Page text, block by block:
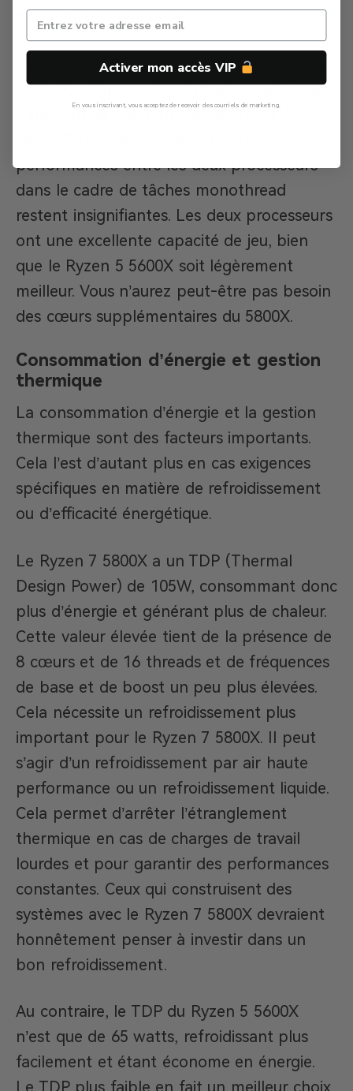
productivité en général.
Le Ryzen 7 5800X s’impose face au Ryzen
05 5600X dans les benchmarks multicœurs.
Cela tient de son nombre de cœurs plus
performances entre les deux processeurs
dans le cadre de tâches monothread
restent insignifiantes. Les deux processeurs
ont une excellente capacité de jeu, bien
que le Ryzen 5 5600X soit légèrement
meilleur. Vous n’aurez peut-être pas besoin
des cœurs supplémentaires du 5800X.
Consommation d’énergie et gestion
thermique
La consommation d’énergie et la gestion
thermique sont des facteurs importants.
Cela l’est d’autant plus en cas exigences
spécifiques en matière de refroidissement
ou d’efficacité énergétique.
Le Ryzen 7 5800X a un TDP (Thermal
Design Power) de 105W, consommant donc
plus d’énergie et générant plus de chaleur.
Cette valeur élevée tient de la présence de
8 cœurs et de 16 threads et de fréquences
de base et de boost un peu plus élevées.
Cela nécessite un refroidissement plus
important pour le Ryzen 7 5800X. Il peut
s’agir d’un refroidissement par air haute
performance ou un refroidissement liquide.
Cela permet d’arrêter l’étranglement
thermique en cas de charges de travail
lourdes et pour garantir des performances
constantes. Ceux qui construisent des
systèmes avec le Ryzen 7 5800X devraient
honnêtement penser à investir dans un
bon refroidissement.
Au contraire, le TDP du Ryzen 5 5600X
n’est que de 65 watts, refroidissant plus
facilement et étant économe en énergie.
Activer mon accès VIP
En vous inscrivant, vous acceptez de recevoir des courriels de marketing.